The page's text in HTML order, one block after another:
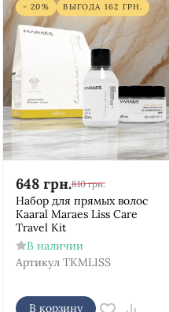
- 20% ВЫГОДА 162 ГРН.
648 грн.810 грн.
Набор для прямых волос
Kaaral Maraes Liss Care
Travel Kit
В наличии
Артикул TKMLISS
В корзину